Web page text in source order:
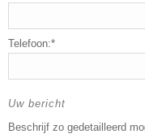
Telefoon:*
Uw bericht
Beschrijf zo gedetailleerd